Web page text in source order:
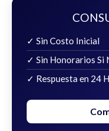
✓ Sin Costo Inicial
✓ Sin Honorarios Si
✓ Respuesta en 24